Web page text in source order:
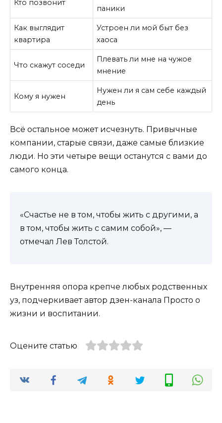
Кто позвонит
паники
Как выглядит
квартира
Устроен ли мой быт без
хаоса
Что скажут соседи
Плевать ли мне на чужое
мнение
Кому я нужен
Нужен ли я сам себе каждый
день
Всё остальное может исчезнуть. Привычные
компании, старые связи, даже самые близкие
люди. Но эти четыре вещи останутся с вами до
самого конца.
«Счастье не в том, чтобы жить с другими, а
в том, чтобы жить с самим собой», —
отмечал Лев Толстой.
Внутренняя опора крепче любых родственных
уз, подчеркивает автор дзен-канала Просто о
жизни и воспитании.
Оцените статью